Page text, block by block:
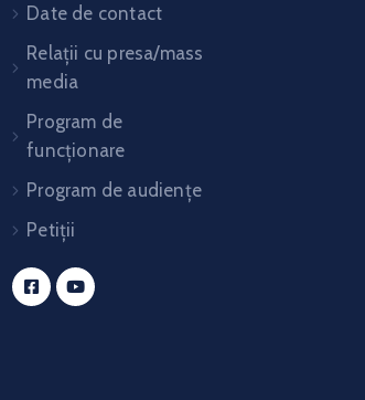
Date de contact
Relații cu presa/mass
media
Program de
funcționare
Program de audiențe
Petiții